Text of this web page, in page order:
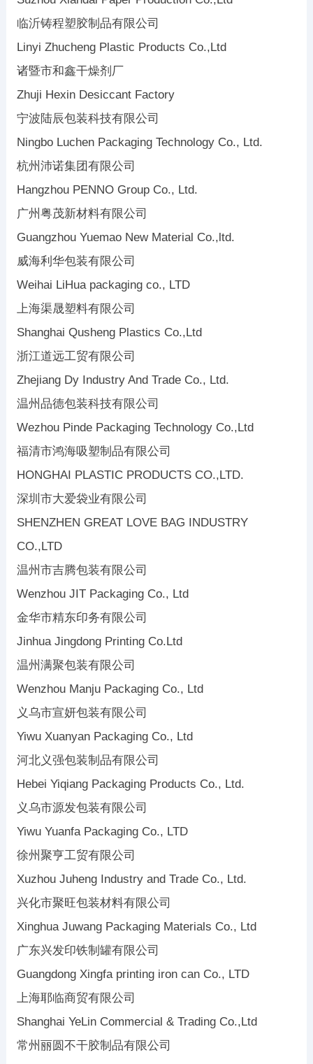
临沂铸程塑胶制品有限公司
Linyi Zhucheng Plastic Products Co.,Ltd
诸暨市和鑫干燥剂厂
Zhuji Hexin Desiccant Factory
宁波陆辰包装科技有限公司
Ningbo Luchen Packaging Technology Co., Ltd.
杭州沛诺集团有限公司
Hangzhou PENNO Group Co., Ltd.
广州粤茂新材料有限公司
Guangzhou Yuemao New Material Co.,ltd.
威海利华包装有限公司
Weihai LiHua packaging co., LTD
上海渠晟塑料有限公司
Shanghai Qusheng Plastics Co.,Ltd
浙江道远工贸有限公司
Zhejiang Dy Industry And Trade Co., Ltd.
温州品德包装科技有限公司
Wezhou Pinde Packaging Technology Co.,Ltd
福清市鸿海吸塑制品有限公司
HONGHAI PLASTIC PRODUCTS CO.,LTD.
深圳市大爱袋业有限公司
SHENZHEN GREAT LOVE BAG INDUSTRY
CO.,LTD
温州市吉腾包装有限公司
Wenzhou JIT Packaging Co., Ltd
金华市精东印务有限公司
Jinhua Jingdong Printing Co.Ltd
温州满聚包装有限公司
Wenzhou Manju Packaging Co., Ltd
义乌市宣妍包装有限公司
Yiwu Xuanyan Packaging Co., Ltd
河北义强包装制品有限公司
Hebei Yiqiang Packaging Products Co., Ltd.
义乌市源发包装有限公司
Yiwu Yuanfa Packaging Co., LTD
徐州聚亨工贸有限公司
Xuzhou Juheng Industry and Trade Co., Ltd.
兴化市聚旺包装材料有限公司
Xinghua Juwang Packaging Materials Co., Ltd
广东兴发印铁制罐有限公司
Guangdong Xingfa printing iron can Co., LTD
上海耶临商贸有限公司
Shanghai YeLin Commercial & Trading Co.,Ltd
常州丽圆不干胶制品有限公司